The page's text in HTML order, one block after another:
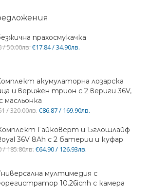
прахосмукачка
/ 50.00лв.€17.84 / 34.90лв.
акумулаторна лозарска
и верижен трион с 2 вериги 36V,
масльонка
/ 320.00лв.€86.87 / 169.90лв.
Гайковерт и Ъглошлайф
36V 8Ah с 2 батерии и куфар
/ 185.80лв.€64.90 / 126.93лв.
мултимедия с
10.26icnh с камера